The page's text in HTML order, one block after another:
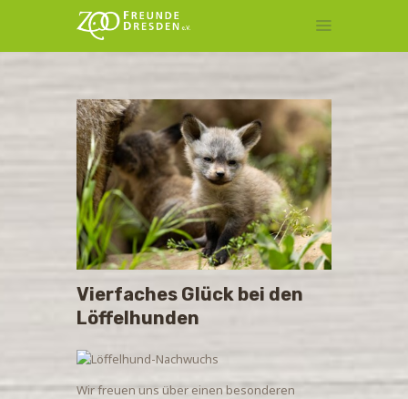
MITGLIEDSCHAFT
TIERPATENSCHAFT
KONTAKT
Vierfaches Glück bei den
Löffelhunden
Wir freuen uns über einen besonderen